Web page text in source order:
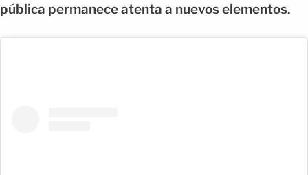
pública permanece atenta a nuevos elementos.